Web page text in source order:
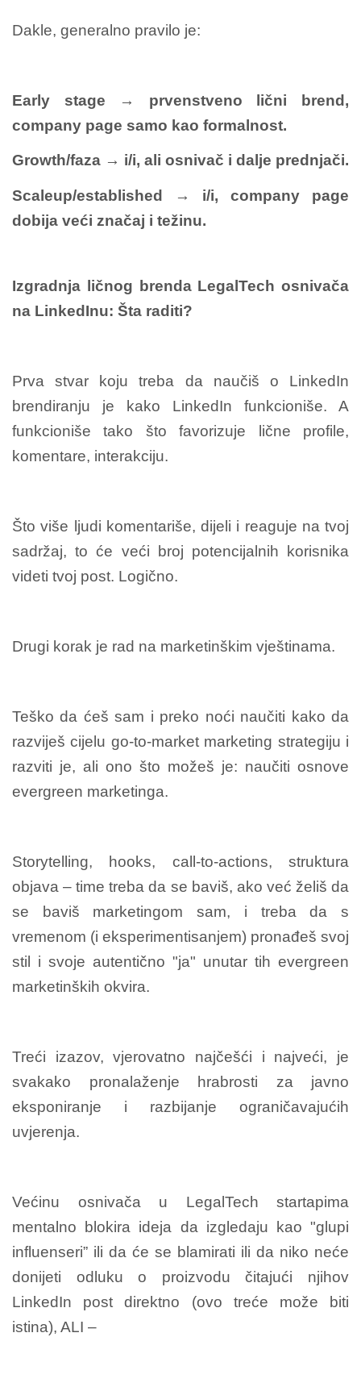
Dakle, generalno pravilo je:
Early stage → prvenstveno lični brend,
company page samo kao formalnost.
Growth/faza → i/i, ali osnivač i dalje prednjači.
Scaleup/established → i/i, company page
dobija veći značaj i težinu.
Izgradnja ličnog brenda LegalTech osnivača
na LinkedInu: Šta raditi?
Prva stvar koju treba da naučiš o LinkedIn
brendiranju je kako LinkedIn funkcioniše. A
funkcioniše tako što favorizuje lične profile,
komentare, interakciju.
Što više ljudi komentariše, dijeli i reaguje na tvoj
sadržaj, to će veći broj potencijalnih korisnika
videti tvoj post. Logično.
Drugi korak je rad na marketinškim vještinama.
Teško da ćeš sam i preko noći naučiti kako da
razviješ cijelu go-to-market marketing strategiju i
razviti je, ali ono što možeš je: naučiti osnove
evergreen marketinga.
Storytelling, hooks, call-to-actions, struktura
objava – time treba da se baviš, ako već želiš da
se baviš marketingom sam, i treba da s
vremenom (i eksperimentisanjem) pronađeš svoj
stil i svoje autentično "ja" unutar tih evergreen
marketinških okvira.
Treći izazov, vjerovatno najčešći i najveći, je
svakako pronalaženje hrabrosti za javno
eksponiranje i razbijanje ograničavajućih
uvjerenja.
Većinu osnivača u LegalTech startapima
mentalno blokira ideja da izgledaju kao "glupi
influenseri” ili da će se blamirati ili da niko neće
donijeti odluku o proizvodu čitajući njihov
LinkedIn post direktno (ovo treće može biti
istina), ALI –